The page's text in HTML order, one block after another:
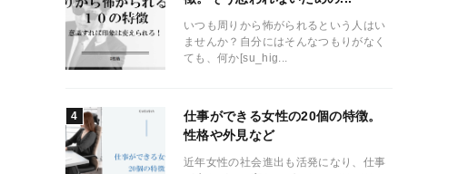
いつも周りから怖がられるという人はい
ませんか？自分にはそんなつもりがなく
ても、何か[su_hig...
仕事ができる女性の20個の特徴。
性格や外見など
近年女性の社会進出も活発になり、仕事